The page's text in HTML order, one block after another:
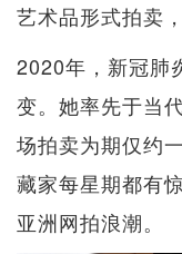
艺术品形式拍卖
2020年，新冠肺
变。她率先于当
场拍卖为期仅约
藏家每星期都有
亚洲网拍浪潮。